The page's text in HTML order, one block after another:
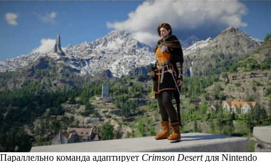
Параллельно команда адаптирует Crimson Desertдля Nintendo